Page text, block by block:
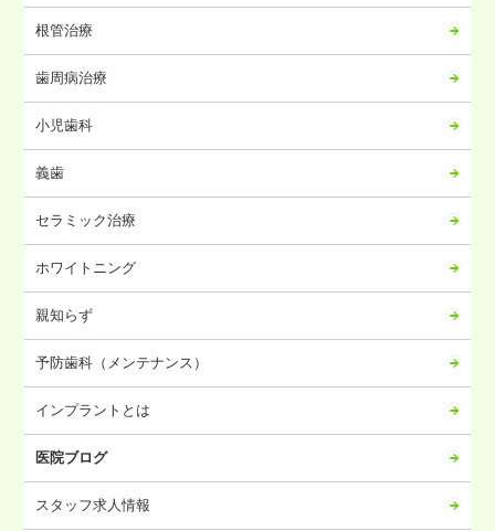
2024年03月
2024年02月
2024年01月
2023年12月
2023年11月
2023年10月
2023年09月
2023年08月
2023年07月
2023年06月
2023年05月
2023年04月
2023年03月
2023年02月
2022年12月
根管治療
歯周病治療
小児歯科
義歯
セラミック治療
ホワイトニング
親知らず
予防歯科（メンテナンス）
インプラントとは
医院ブログ
スタッフ求人情報